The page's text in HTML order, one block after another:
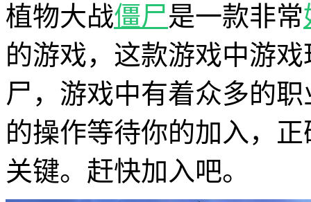
植物大战僵尸是一款非常
的游戏，这款游戏中游
尸，游戏中有着众多的
的操作等待你的加入，
关键。赶快加入吧。